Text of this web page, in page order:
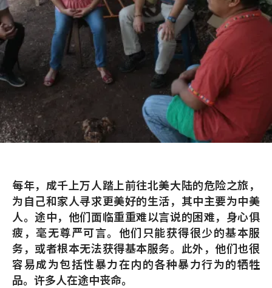
每年，成千上万人踏上前往北美大陆的危险之旅，
为自己和家人寻求更美好的生活，其中主要为中美
人。途中，他们面临重重难以言说的困难，身心俱
疲，毫无尊严可言。他们只能获得很少的基本服
务，或者根本无法获得基本服务。此外，他们也很
容易成为包括性暴力在内的各种暴力行为的牺牲
品。许多人在途中丧命。